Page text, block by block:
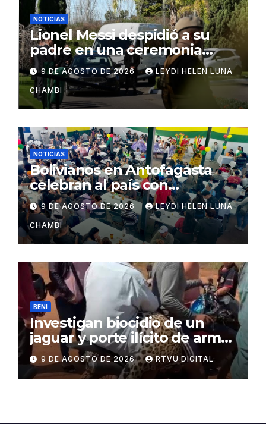
NOTICIAS
Lionel Messi despidió a su
padre en una ceremonia
íntima en Rosario
9 DE AGOSTO DE 2026 LEYDI HELEN LUNA
CHAMBI
NOTICIAS
Bolivianos en Antofagasta
celebran al país con
gastronomía, folclore y un
llamado a la unidad
9 DE AGOSTO DE 2026 LEYDI HELEN LUNA
CHAMBI
BENI
Investigan biocidio de un
jaguar y porte ilícito de armas
en Beni
9 DE AGOSTO DE 2026 RTVU DIGITAL